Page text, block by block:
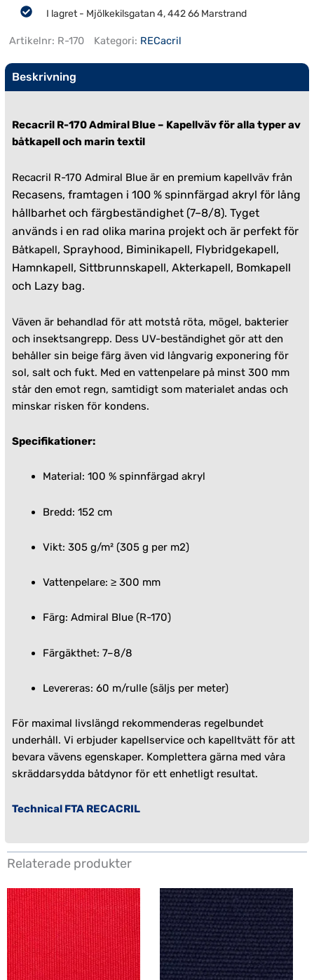
I lagret - Mjölkekilsgatan 4, 442 66 Marstrand
Artikelnr: R-170 Kategori: RECacril
Beskrivning
Recacril R-170 Admiral Blue – Kapellväv för alla typer av
båtkapell och marin textil
Recacril R-170 Admiral Blue är en premium kapellväv från
Recasens, framtagen i 100 % spinnfärgad akryl för lång
hållbarhet och färgbeständighet (7–8/8). Tyget
används i en rad olika marina projekt och är perfekt för
Båtkapell, Sprayhood, Biminikapell, Flybridgekapell,
Hamnkapell, Sittbrunnskapell, Akterkapell, Bomkapell
och Lazy bag.
Väven är behandlad för att motstå röta, mögel, bakterier
och insektsangrepp. Dess UV-beständighet gör att den
behåller sin beige färg även vid långvarig exponering för
sol, salt och fukt. Med en vattenpelare på minst 300 mm
står den emot regn, samtidigt som materialet andas och
minskar risken för kondens.
Specifikationer:
Material: 100 % spinnfärgad akryl
Bredd: 152 cm
Vikt: 305 g/m² (305 g per m2)
Vattenpelare: ≥ 300 mm
Färg: Admiral Blue (R-170)
Färgäkthet: 7–8/8
Levereras: 60 m/rulle (säljs per meter)
För maximal livslängd rekommenderas regelbundet
underhåll. Vi erbjuder kapellservice och kapelltvätt för att
bevara vävens egenskaper. Komplettera gärna med våra
skräddarsydda båtdynor för ett enhetligt resultat.
Technical FTA RECACRIL
Relaterade produkter